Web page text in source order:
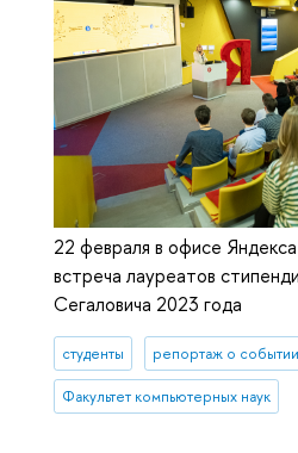
22 февраля в офисе
встреча лауреатов
Сегаловича 2023 года
студенты репортаж о событии
Факультет компьютерных наук